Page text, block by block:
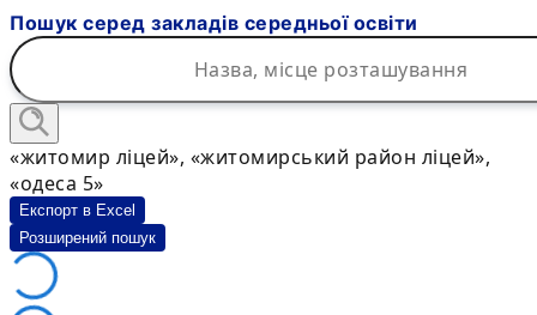
Пошук серед закладів середньої освіти
«житомир ліцей», «житомирський район ліцей»,
«одеса 5»
Експорт в Excel
Розширений пошук